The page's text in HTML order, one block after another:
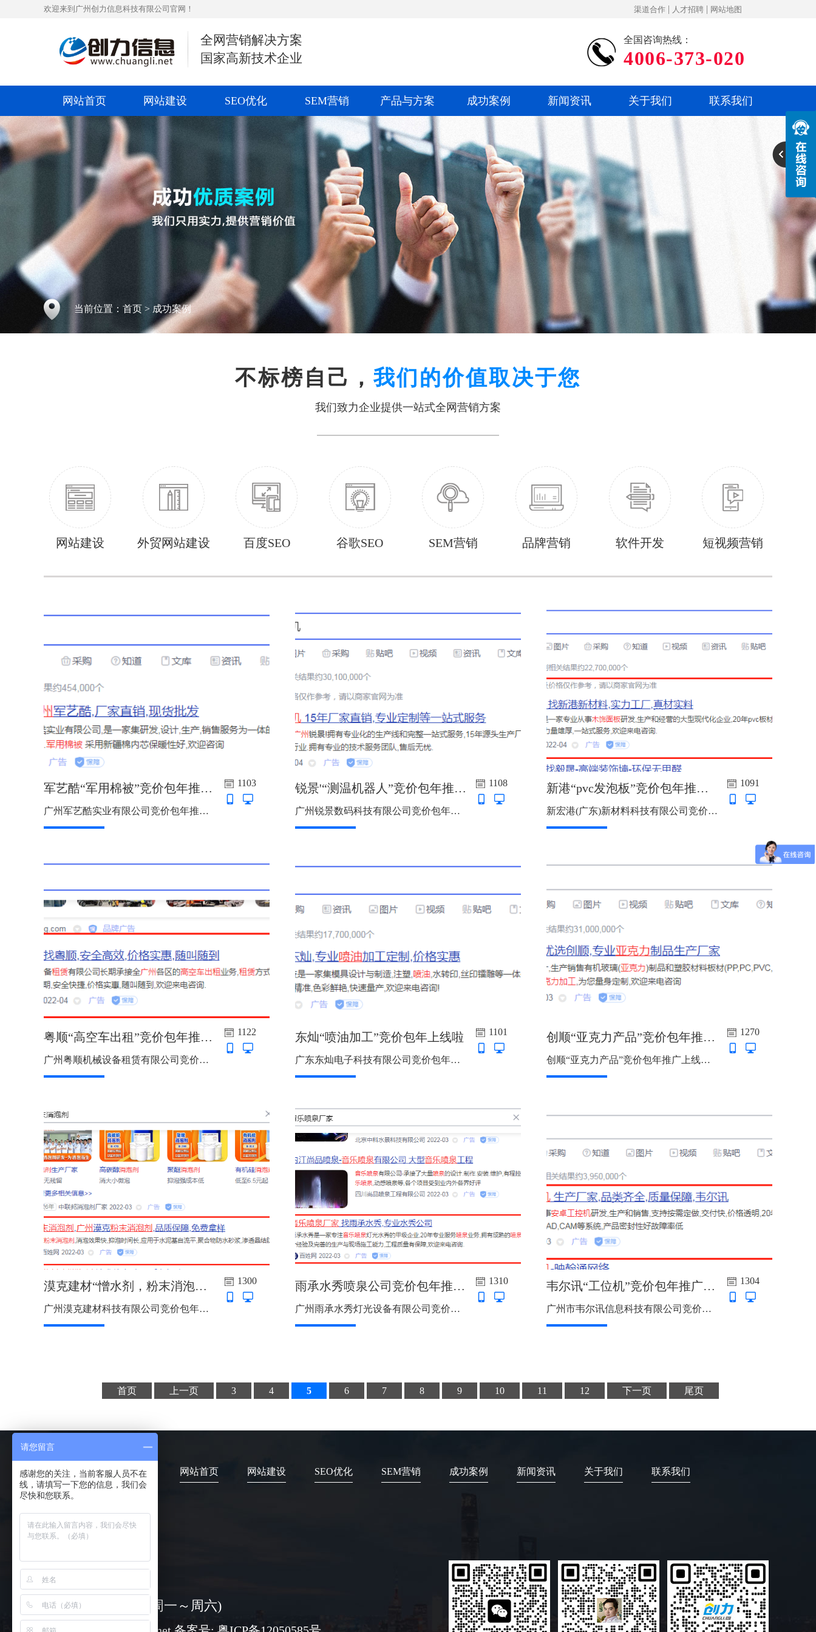
欢迎来到广州创力信息科技有限公司官网！ 渠道合作 | 人才招聘 | 网站地图
全网营销解决方案
国家高新技术企业
全国咨询热线：
4006-373-020
网站首页 网站建设 SEO优化 SEM营销 产品与方案 成功案例 新闻资讯 关于我们 联系我们
当前位置： 首页 > 成功案例
不标榜自己， 我们的价值取决于您
我们致力企业提供一站式全网营销方案
网站建设 外贸网站建设 百度SEO 谷歌SEO SEM营销 品牌营销 软件开发 短视频营销
军艺酷“军用棉被”竞价包年推广上线啦
广州军艺酷实业有限公司竞价包年推广上线啦，主词：棉被、军用棉被、床上用品...
1103 锐景'“测温机器人”竞价包年推广上线啦
广州锐景数码科技有限公司竞价包年推广上线啦，主词：触摸屏一体机，触摸查询机，测温机器人，人脸识别测温一体机...
1108 新港“pvc发泡板”竞价包年推广上线啦
新宏港(广东)新材料科技有限公司竞价包年推广上线啦，主词：pvc发泡板，木饰面板...
1091
粤顺“高空车出租”竞价包年推广上线啦
广州粤顺机械设备租赁有限公司竞价包年推广上线啦！主词：高空车出租 送：吊车出租，吊车租赁，高空作业车出租，高空作业车租赁 电脑+手机 双端 24小时 区域：广州广州粤...
1122 东灿“喷油加工”竞价包年上线啦
广东东灿电子科技有限公司竞价包年推广上线啦，主词：东莞喷油，喷油加工，喷油加工厂，水转印加工，塑胶五金喷油，塑胶喷油，惠州喷油，纸拖喷油...
1101 创顺“亚克力产品”竞价包年推广上线啦
创顺“亚克力产品”竞价包年推广上线啦，主词：亚克力加工，亚克力化妆盒，亚克力展示架，亚克力工艺品，亚克力盒子，亚克力隔离板，防雾眼罩，防雾面罩，7*24小时，推广城市：136个...
1270
漠克建材“憎水剂，粉末消泡剂”竞价包年推广上线啦
广州漠克建材科技有限公司竞价包年推广上线啦，主词：憎水剂，粉末消泡剂，推广地区：广东，福建，江西，湖南，湖北，广西...
1300 雨承水秀喷泉公司竞价包年推广上线啦
广州雨承水秀灯光设备有限公司竞价包年推广上线啦，关键词：音乐喷泉厂家，音乐喷泉公司，喷泉公司，广东省竞价包年 365天 7*24小时，百度 PC+手机...
1310 韦尔讯“工位机”竞价包年推广上线啦
广州市韦尔讯信息科技有限公司竞价包年推广上线啦，主词：嵌入式工控机，触摸一体机，触控一体机，安卓工控机，工位机，智能终端机，触摸显示器，推广地区：广东省，浙江省，4个直辖市，7*24小时...
1304
首页 上一页 3 4 5 6 7 8 9 10 11 12 下一页 尾页
网站首页 网站建设 SEO优化 SEM营销 成功案例 新闻资讯 关于我们 联系我们
08:30-18:00 ( 周一～周六)
请您留言
感谢您的关注，当前客服人员不在
线，请填写一下您的信息，我们会
尽快和您联系。